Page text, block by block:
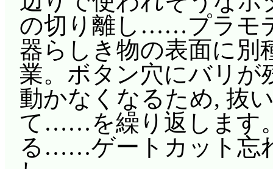
しすぎ? 次に地球に接
(約76年)……ハレー彗
陽近傍で2回接近しま
出すキクちゃん。博
ですか……? ああ, この
にだけはめろめろで
みっくすJUICE全国
これを楯とし, ゲオル
いて主砲発射。凄い
沈だ。しかしそんな
邪気ですな(^^;;; 「僕
うのは, まさかマトゥ
つ?
桜女に操縦されて,
衛門以下。付喪神系
アウトっつー手もあ
ないみたいですね。
りませんけど。後ろ
「ファミリーレスト
ェイトレスさん, 何だ
音とノイケとZ……か
出たということは, 大
ケは神木家の髪型?
て何ですが, 第2期で
タッフインタビュー
希深の舞台らしきと
ありましたから, Zだ
の切り離し……プラモ
器らしき物の表面に別
業。ボタン穴にバリが
動かなくなるため, 抜
て……を繰り返します
る……ゲートカット忘